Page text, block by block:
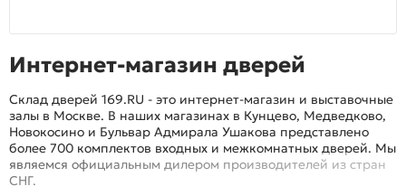
Интернет-магазин дверей
Склад дверей 169.RU - это интернет-магазин и выставочные
залы в Москве. В наших магазинах в Кунцево, Медведково,
Новокосино и Бульвар Адмирала Ушакова представлено
более 700 комплектов входных и межкомнатных дверей. Мы
являемся официальным дилером производителей из стран
СНГ.